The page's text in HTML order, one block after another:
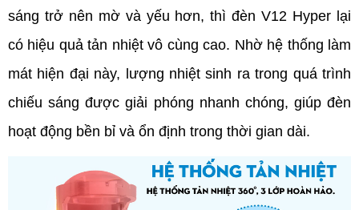
sáng trở nên mờ và yếu hơn, thì đèn V12 Hyper lại
có hiệu quả tản nhiệt vô cùng cao. Nhờ hệ thống làm
mát hiện đại này, lượng nhiệt sinh ra trong quá trình
chiếu sáng được giải phóng nhanh chóng, giúp đèn
hoạt động bền bỉ và ổn định trong thời gian dài.